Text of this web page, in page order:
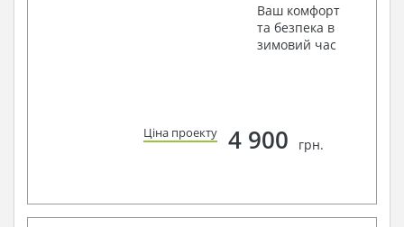
Ваш комфорт
та безпека в
зимовий час
Ціна проекту 4 900 грн.